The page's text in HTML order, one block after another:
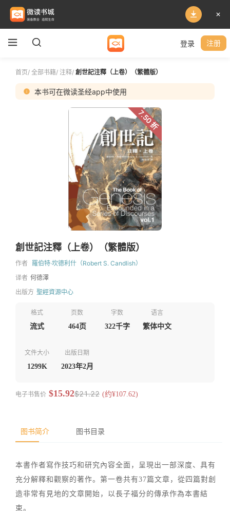
登录 注册
首页/ 全部书籍/ 注释/ 創世記注釋（上卷）（繁體版）
本书可在微读圣经app中使用
7.50 折
創世記注釋（上卷）（繁體版）
作者 羅伯特·坎德利什（Robert S. Candlish）
译者 何德澤
出版方 聖經資源中心
格式
流式
页数
464页
字数
322千字
语言
繁体中文
文件大小
1299K
出版日期
2023年2月
电子书售价 $15.92$21.22 (约¥107.62)
图书简介 图书目录
本書作者寫作技巧和研究內容全面，呈現出一部深度、具有
充分解釋和觀察的著作。第一卷共有37篇文章，從四篇對創
造非常有見地的文章開始，以長子福分的傳承作為本書結
束。